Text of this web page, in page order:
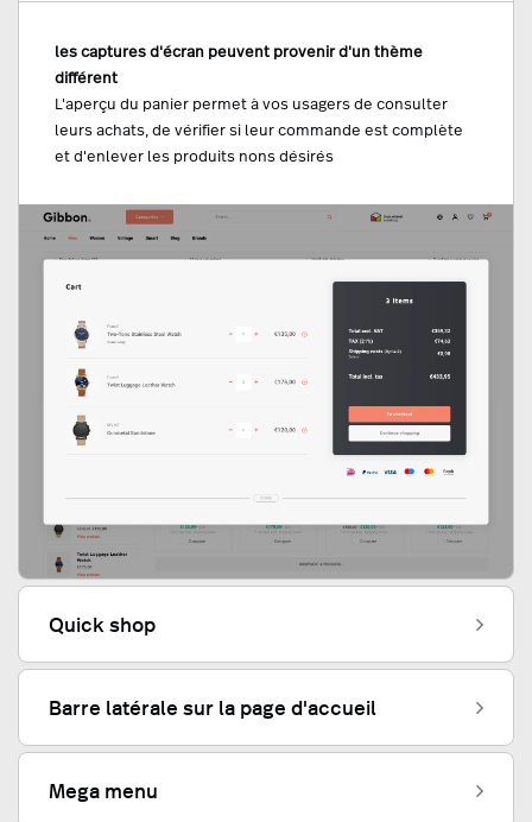
les captures d'écran peuvent provenir d'un thème
différent
L'aperçu du panier permet à vos usagers de consulter
leurs achats, de vérifier si leur commande est complète
et d'enlever les produits nons désirés
Quick shop
Barre latérale sur la page d'accueil
Mega menu